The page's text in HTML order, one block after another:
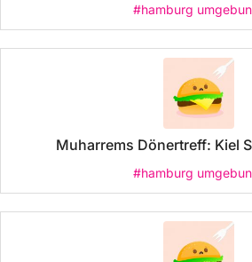
#hamburg
Muharrems Dönertreff: Kiel
#hamburg